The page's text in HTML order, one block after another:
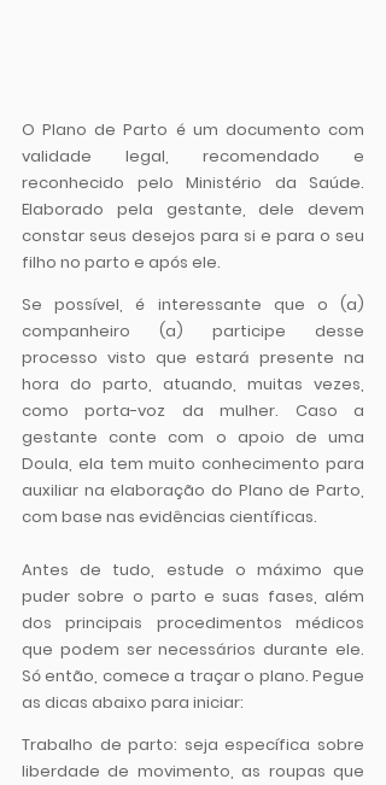
O Plano de Parto é um documento com
validade legal, recomendado e
reconhecido pelo Ministério da Saúde.
constar seus desejos para si e para o seu
filho no parto e após ele.
Se possível, é interessante que o (a)
companheiro (a) participe desse
processo visto que estará presente na
hora do parto, atuando, muitas vezes,
como porta-voz da mulher. Caso a
gestante conte com o apoio de uma
Doula, ela tem muito conhecimento para
auxiliar na elaboração do Plano de Parto,
com base nas evidências científicas.
Antes de tudo, estude o máximo que
puder sobre o parto e suas fases, além
dos principais procedimentos médicos
que podem ser necessários durante ele.
Só então, comece a traçar o plano. Pegue
as dicas abaixo para iniciar:
Trabalho de parto: seja específica sobre
liberdade de movimento, as roupas que